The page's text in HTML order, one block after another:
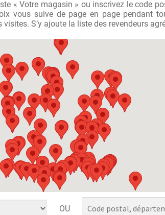
« Votre magasin » ou inscrivez le code
vous suive de page en page pendant
S’y ajoute la liste des revendeurs
OU